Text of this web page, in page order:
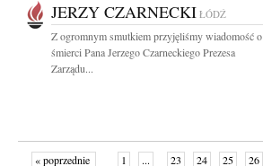
JERZY CZARNECKI ŁÓDŹ
Z ogromnym smutkiem przyjęliśmy wiadomość o
śmierci Pana Jerzego Czarneckiego Prezesa
Zarządu...
« poprzednie 1 ... 23 24 25 26